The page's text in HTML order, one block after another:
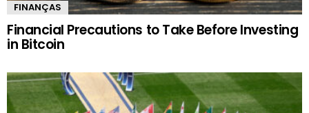
FINANÇAS
Financial Precautions to Take Before Investing
in Bitcoin